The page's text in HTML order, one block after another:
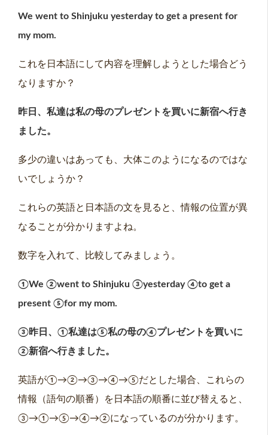
We went to Shinjuku yesterday to get a present for
my mom.
これを日本語にして内容を理解しようとした場合どう
なりますか？
昨日、私達は私の母のプレゼントを買いに新宿へ行き
ました。
多少の違いはあっても、大体このようになるのではな
いでしょうか？
これらの英語と日本語の文を見ると、情報の位置が異
なることが分かりますよね。
数字を入れて、比較してみましょう。
①We ②went to Shinjuku ③yesterday④to get a
present ⑤for my mom.
③昨日、①私達は⑤私の母の④プレゼントを買いに
②新宿へ行きました。
英語が①→②→③→④→⑤だとした場合、これらの
情報（語句の順番）を日本語の順番に並び替えると、
③→①→⑤→④→②になっているのが分かります。